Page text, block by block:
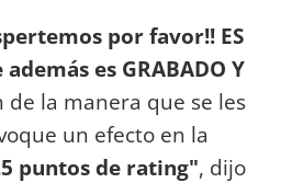
por favor!! ES
además es GRABADO Y
de la manera que se les
un efecto en la
puntos de rating", dijo